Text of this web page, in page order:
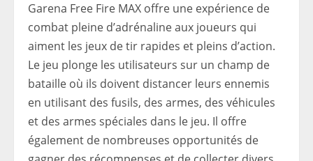
Garena Free Fire MAX offre une expérience de
combat pleine d’adrénaline aux joueurs qui
aiment les jeux de tir rapides et pleins d’action.
Le jeu plonge les utilisateurs sur un champ de
bataille où ils doivent distancer leurs ennemis
en utilisant des fusils, des armes, des véhicules
et des armes spéciales dans le jeu. Il offre
également de nombreuses opportunités de